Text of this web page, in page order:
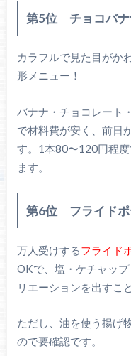
第5位 チョコバ
カラフルで見た目がか
形メニュー！
バナナ・チョコレート
で材料費が安く、前日
す。1本80〜120円程度
ます。
第6位 フライドポ
万人受けするフライド
OKで、塩・ケチャッ
リエーションを出すこ
ただし、油を使う揚げ
ので要確認です。